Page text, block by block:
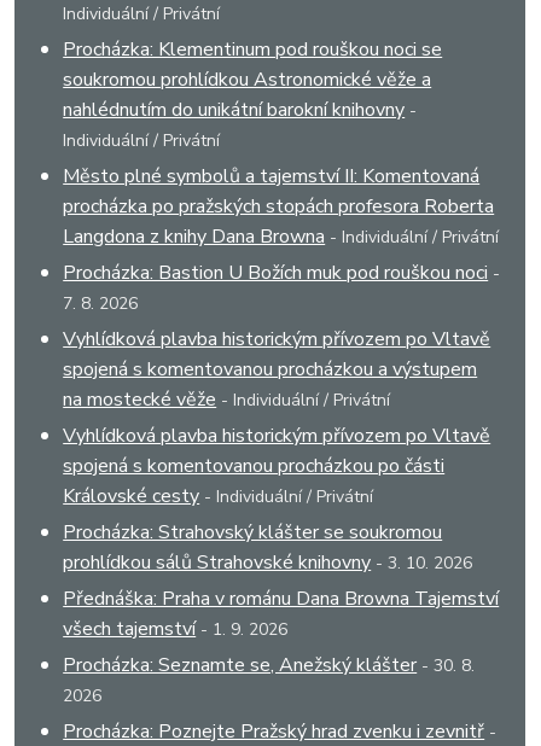
Individuální / Privátní
Procházka: Klementinum pod rouškou noci se
soukromou prohlídkou Astronomické věže a
nahlédnutím do unikátní barokní knihovny -
Individuální / Privátní
Město plné symbolů a tajemství II: Komentovaná
procházka po pražských stopách profesora Roberta
Langdona z knihy Dana Browna - Individuální / Privátní
Procházka: Bastion U Božích muk pod rouškou noci -
7. 8. 2026
Vyhlídková plavba historickým přívozem po Vltavě
spojená s komentovanou procházkou a výstupem
na mostecké věže - Individuální / Privátní
Vyhlídková plavba historickým přívozem po Vltavě
spojená s komentovanou procházkou po části
Královské cesty - Individuální / Privátní
Procházka: Strahovský klášter se soukromou
prohlídkou sálů Strahovské knihovny - 3. 10. 2026
Přednáška: Praha v románu Dana Browna Tajemství
všech tajemství - 1. 9. 2026
Procházka: Seznamte se, Anežský klášter - 30. 8.
2026
Procházka: Poznejte Pražský hrad zvenku i zevnitř -